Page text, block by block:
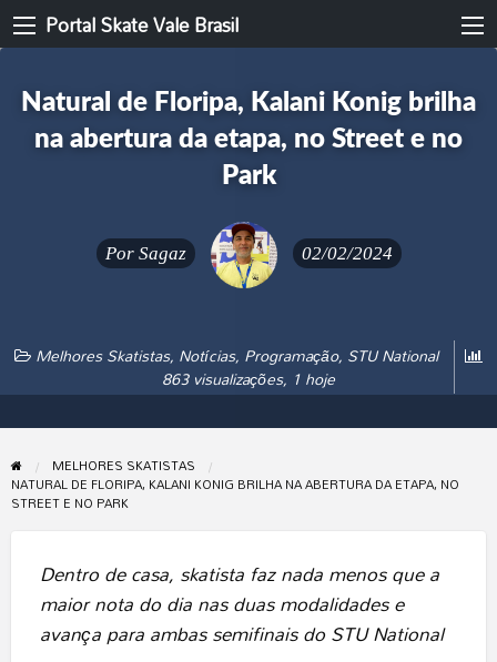
Portal Skate Vale Brasil
Natural de Floripa, Kalani Konig brilha
na abertura da etapa, no Street e no
Park
Por Sagaz 02/02/2024
Melhores Skatistas, Notícias, Programação, STU National
863 visualizações, 1 hoje
MELHORES SKATISTAS
NATURAL DE FLORIPA, KALANI KONIG BRILHA NA ABERTURA DA ETAPA, NO
STREET E NO PARK
Dentro de casa, skatista faz nada menos que a
maior nota do dia nas duas modalidades e
avança para ambas semifinais do STU National